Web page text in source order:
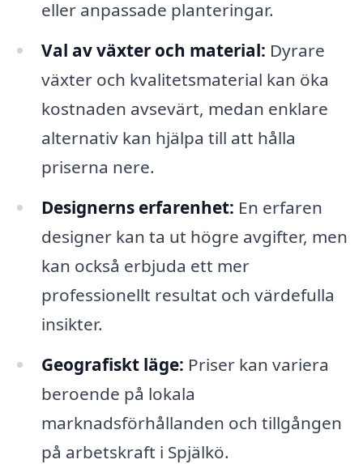
eller anpassade planteringar.
Val av växter och material: Dyrare
växter och kvalitetsmaterial kan öka
kostnaden avsevärt, medan enklare
alternativ kan hjälpa till att hålla
priserna nere.
Designerns erfarenhet: En erfaren
designer kan ta ut högre avgifter, men
kan också erbjuda ett mer
professionellt resultat och värdefulla
insikter.
Geografiskt läge: Priser kan variera
beroende på lokala
marknadsförhållanden och tillgången
på arbetskraft i Spjälkö.